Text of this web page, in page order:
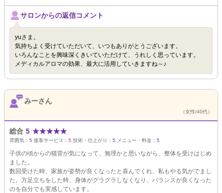
サロンからの返信コメント
yuさま。
気持ちよく受けていただいて、いつもありがとうございます。
いろんなことを興味深くきいていただけて、うれしく思っています。
メディカルアロマの効果、最大に活用していきますね～♪
みーさん
（女性/40代）
総合 5 ★★★★★
雰囲気： 5 接客サービス： 5 技術・仕上がり： 5 メニュー・料金： 5
子供の頃からの猫背が気になって、無理かと思いながら、整体を受けはじめ
ました。
数回受けた時、家族が姿勢が良くなったと喜んでくれ、私もやる気がでまし
た。方足立ちをした時、身体がグラグラしなくなり、バランスが良くなった
のを自分でも実感しています。